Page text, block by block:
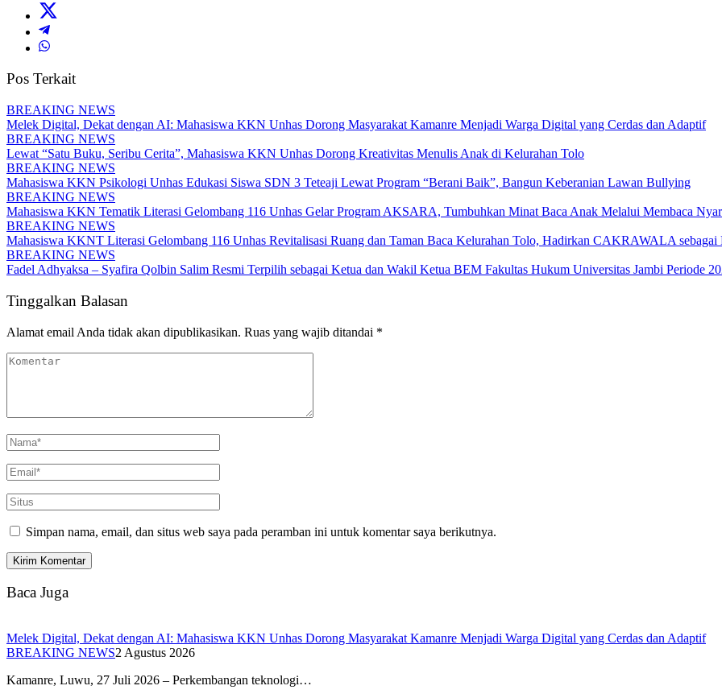
Pos Terkait
BREAKING NEWS
Melek Digital, Dekat dengan AI: Mahasiswa KKN Unhas Dorong Masyarakat Kamanre Menjadi Warga Digital yang Cerdas dan Adaptif
BREAKING NEWS
Lewat “Satu Buku, Seribu Cerita”, Mahasiswa KKN Unhas Dorong Kreativitas Menulis Anak di Kelurahan Tolo
BREAKING NEWS
Mahasiswa KKN Psikologi Unhas Edukasi Siswa SDN 3 Teteaji Lewat Program “Berani Baik”, Bangun Keberanian Lawan Bullying
BREAKING NEWS
Mahasiswa KKN Tematik Literasi Gelombang 116 Unhas Gelar Program AKSARA, Tumbuhkan Minat Baca Anak Melalui Membaca
BREAKING NEWS
Mahasiswa KKNT Literasi Gelombang 116 Unhas Revitalisasi Ruang dan Taman Baca Kelurahan Tolo, Hadirkan CAKRAWALA sebagai
BREAKING NEWS
Fadel Adhyaksa – Syafira Qolbin Salim Resmi Terpilih sebagai Ketua dan Wakil Ketua BEM Fakultas Hukum Universitas Jambi Periode
Tinggalkan Balasan
Alamat email Anda tidak akan dipublikasikan. Ruas yang wajib ditandai *
Simpan nama, email, dan situs web saya pada peramban ini untuk komentar saya berikutnya.
Baca Juga
Melek Digital, Dekat dengan AI: Mahasiswa KKN Unhas Dorong Masyarakat Kamanre Menjadi Warga Digital yang Cerdas dan Adaptif
BREAKING NEWS2 Agustus 2026
Kamanre, Luwu, 27 Juli 2026 – Perkembangan teknologi…